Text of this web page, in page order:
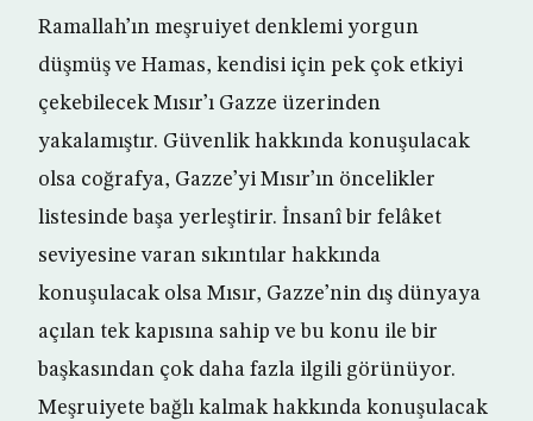
Ramallah’ın meşruiyet denklemi yorgun
düşmüş ve Hamas, kendisi için pek çok etkiyi
çekebilecek Mısır’ı Gazze üzerinden
yakalamıştır. Güvenlik hakkında konuşulacak
olsa coğrafya, Gazze’yi Mısır’ın öncelikler
listesinde başa yerleştirir. İnsanî bir felâket
seviyesine varan sıkıntılar hakkında
konuşulacak olsa Mısır, Gazze’nin dış dünyaya
açılan tek kapısına sahip ve bu konu ile bir
başkasından çok daha fazla ilgili görünüyor.
Meşruiyete bağlı kalmak hakkında konuşulacak